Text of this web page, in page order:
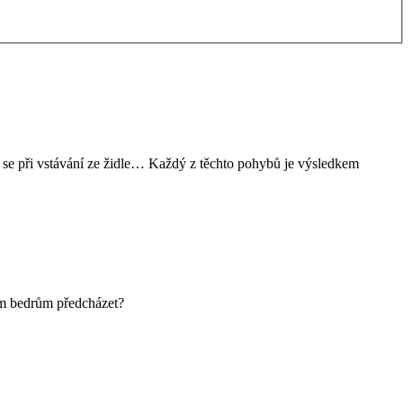
při vstávání ze židle… Každý z těchto pohybů je výsledkem
bedrům předcházet?